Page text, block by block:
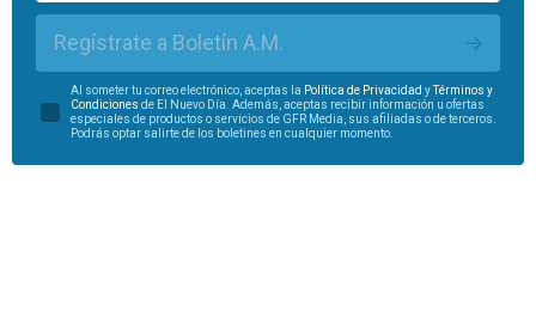
Regístrate a Boletín A.M.
Al someter tu correo electrónico, aceptas la Política de Privacidad yTérminos y
Condiciones de El Nuevo Día. Además, aceptas recibir información u ofertas
especiales de productos o servicios de GFR Media, sus afiliadas o de terceros.
Podrás optar salirte de los boletines en cualquier momento.